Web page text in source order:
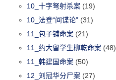
10_十字弩射杀案 (19)
10_法登“间谍论” (31)
11_包子铺命案 (21)
11_约大留学生柳乾命案 (48)
11_韩建国命案 (50)
12_刘冠华分尸案 (27)